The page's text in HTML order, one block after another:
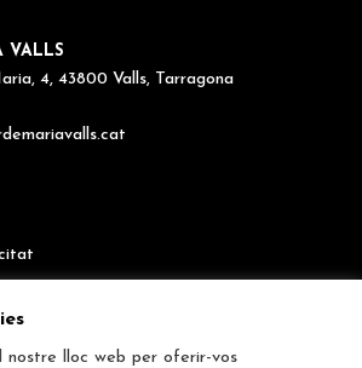
VALLS
4, 43800 Valls, Tarragona
nostre lloc web per oferir-vos